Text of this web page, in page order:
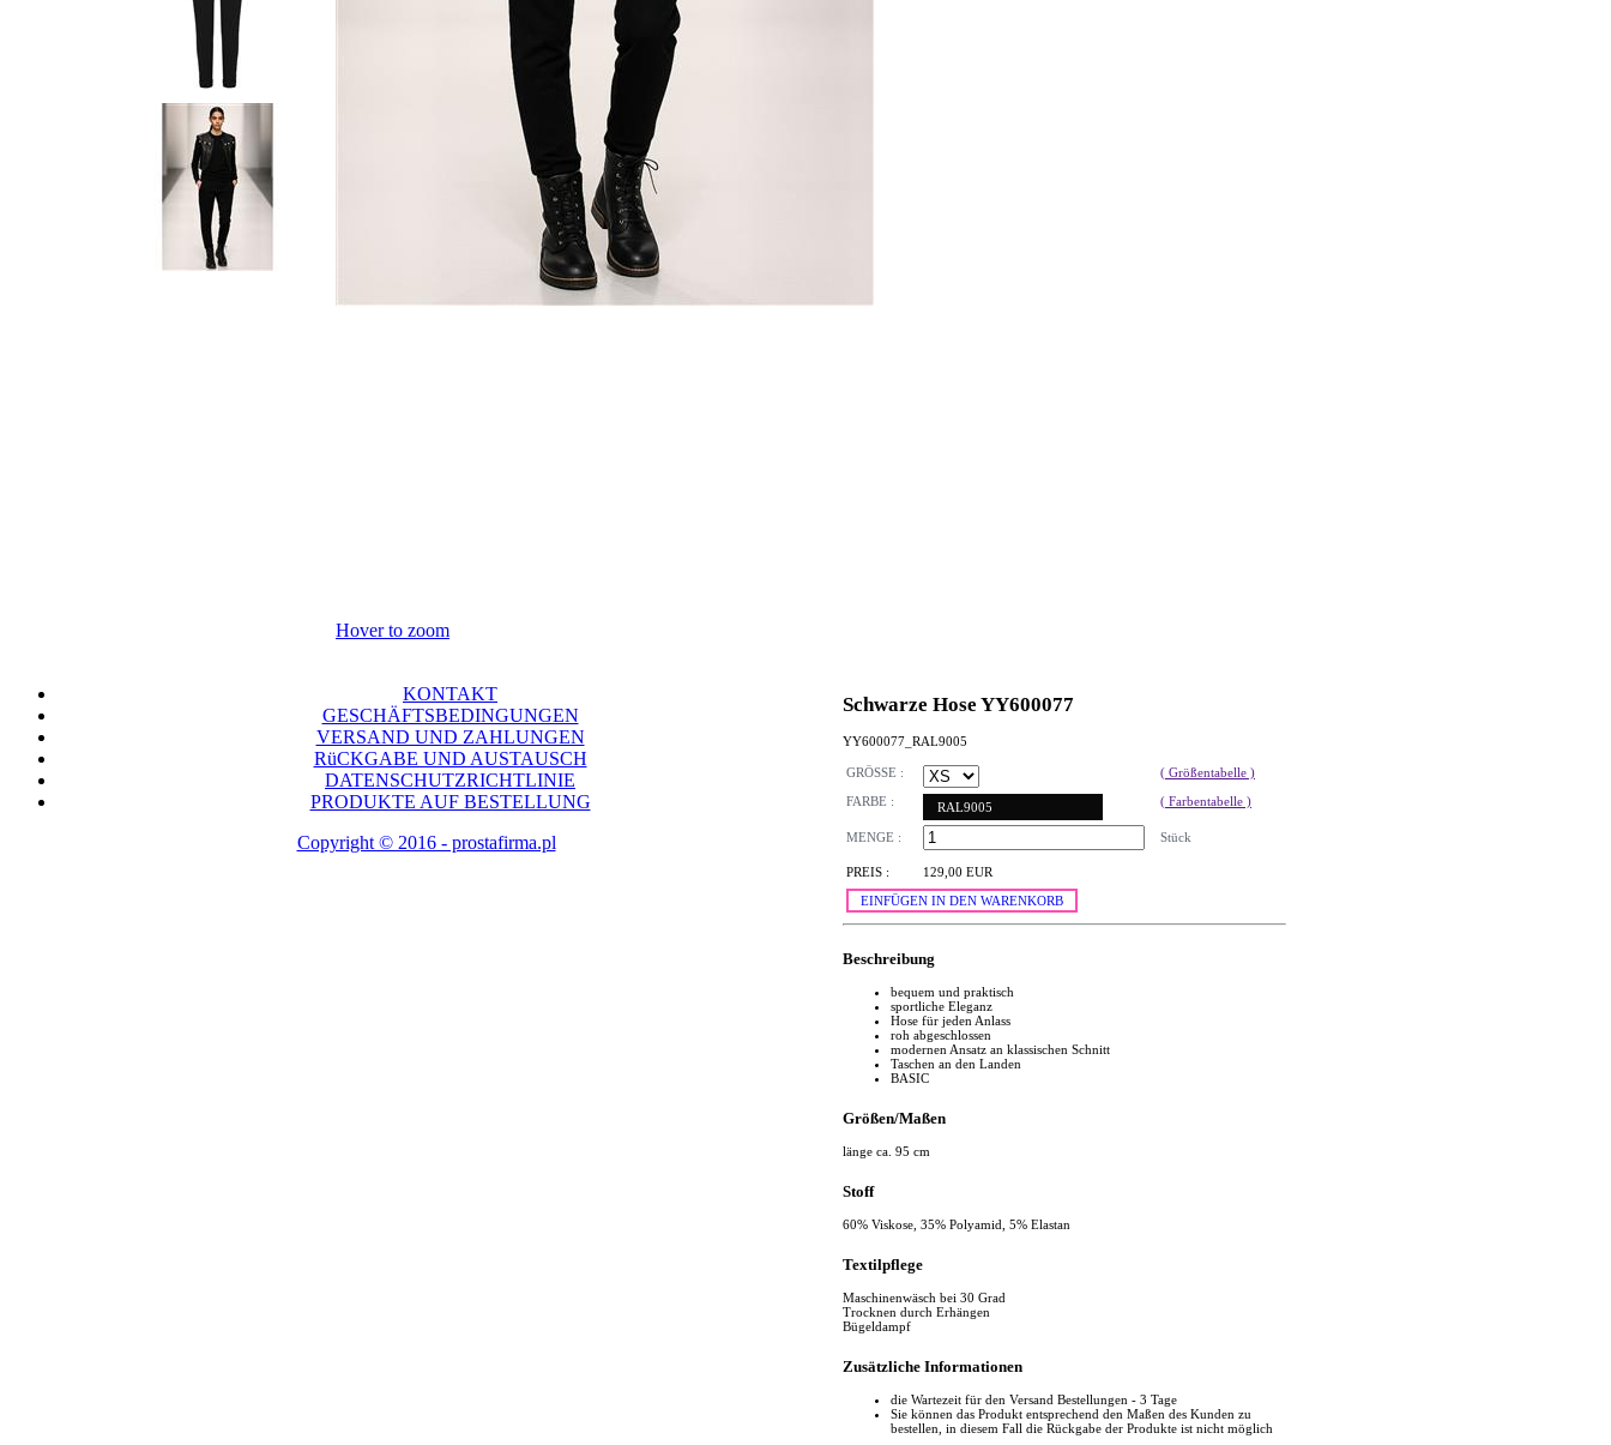
Hover to zoom
Schwarze Hose YY600077
YY600077_RAL9005
GRÖSSE :
( Größentabelle )
FARBE :
RAL9005 ( Farbentabelle )
MENGE : Stück
PREIS :
129,00 EUR
EINFÜGEN IN DEN WARENKORB
Beschreibung
bequem und praktisch
sportliche Eleganz
Hose für jeden Anlass
roh abgeschlossen
modernen Ansatz an klassischen Schnitt
Taschen an den Landen
BASIC
Größen/Maßen
länge ca. 95 cm
Stoff
60% Viskose, 35% Polyamid, 5% Elastan
Textilpflege
Maschinenwäsch bei 30 Grad
Trocknen durch Erhängen
Bügeldampf
Zusätzliche Informationen
die Wartezeit für den Versand Bestellungen - 3 Tage
Sie können das Produkt entsprechend den Maßen des Kunden zu
bestellen, in diesem Fall die Rückgabe der Produkte ist nicht möglich
KONTAKT
GESCHÄFTSBEDINGUNGEN
VERSAND UND ZAHLUNGEN
RüCKGABE UND AUSTAUSCH
DATENSCHUTZRICHTLINIE
PRODUKTE AUF BESTELLUNG
Copyright © 2016 - prostafirma.pl